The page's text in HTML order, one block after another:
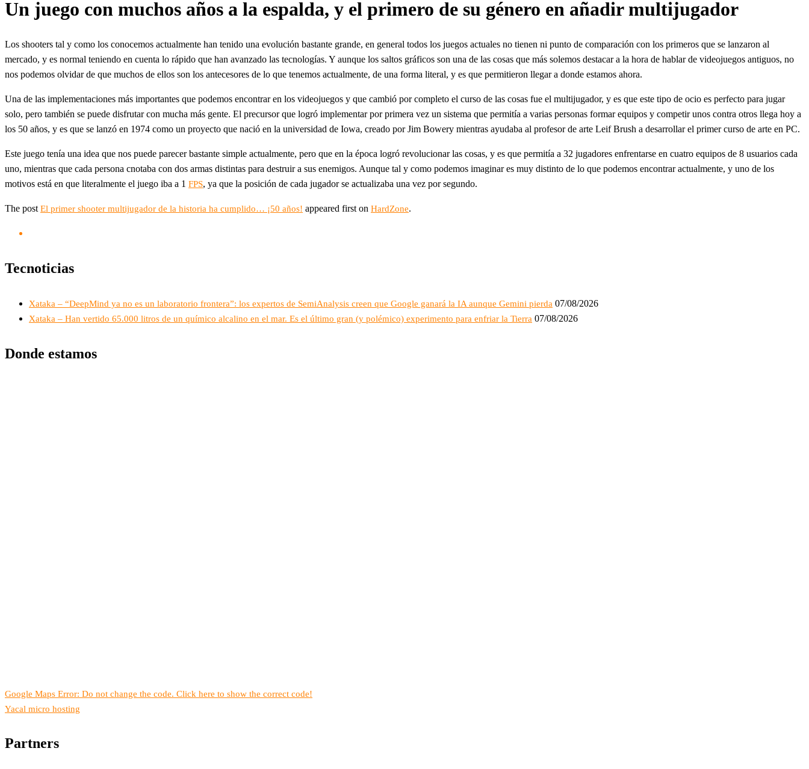
Un juego con muchos años a la espalda, y el primero de su género en añadir multijugador
Los shooters tal y como los conocemos actualmente han tenido una evolución bastante grande, en general todos los juegos actuales no tienen ni punto de comparación con los primeros que se lanzaron al
mercado, y es normal teniendo en cuenta lo rápido que han avanzado las tecnologías. Y aunque los saltos gráficos son una de las cosas que más solemos destacar a la hora de hablar de videojuegos antiguos, no
nos podemos olvidar de que muchos de ellos son los antecesores de lo que tenemos actualmente, de una forma literal, y es que permitieron llegar a donde estamos ahora.
Una de las implementaciones más importantes que podemos encontrar en los videojuegos y que cambió por completo el curso de las cosas fue el multijugador, y es que este tipo de ocio es perfecto para jugar
solo, pero también se puede disfrutar con mucha más gente. El precursor que logró implementar por primera vez un sistema que permitía a varias personas formar equipos y competir unos contra otros llega hoy a
los 50 años, y es que se lanzó en 1974 como un proyecto que nació en la universidad de Iowa, creado por Jim Bowery mientras ayudaba al profesor de arte Leif Brush a desarrollar el primer curso de arte en PC.
Este juego tenía una idea que nos puede parecer bastante simple actualmente, pero que en la época logró revolucionar las cosas, y es que permitía a 32 jugadores enfrentarse en cuatro equipos de 8 usuarios cada
uno, mientras que cada persona cnotaba con dos armas distintas para destruir a sus enemigos. Aunque tal y como podemos imaginar es muy distinto de lo que podemos encontrar actualmente, y uno de los
motivos está en que literalmente el juego iba a 1 FPS, ya que la posición de cada jugador se actualizaba una vez por segundo.
The post El primer shooter multijugador de la historia ha cumplido… ¡50 años! appeared first on HardZone.
Tecnoticias
Xataka – “DeepMind ya no es un laboratorio frontera”: los expertos de SemiAnalysis creen que Google ganará la IA aunque Gemini pierda 07/08/2026
Xataka – Han vertido 65.000 litros de un químico alcalino en el mar. Es el último gran (y polémico) experimento para enfriar la Tierra 07/08/2026
Donde estamos
Google Maps Error: Do not change the code. Click here to show the correct code!
Yacal micro hosting
Partners